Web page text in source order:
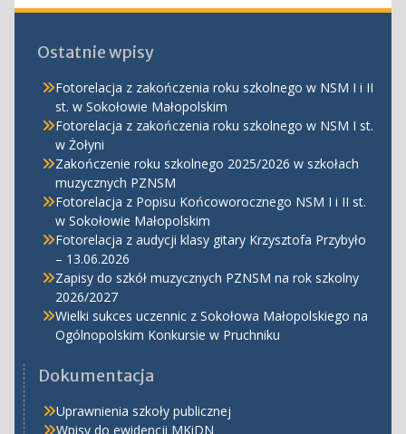
Ostatnie wpisy
Fotorelacja z zakończenia roku szkolnego w NSM I i II
st. w Sokołowie Małopolskim
Fotorelacja z zakończenia roku szkolnego w NSM I st.
w Żołyni
Zakończenie roku szkolnego 2025/2026 w szkołach
muzycznych PZNSM
Fotorelacja z Popisu Końcoworocznego NSM I i II st.
w Sokołowie Małopolskim
Fotorelacja z audycji klasy gitary Krzysztofa Przybyło
– 13.06.2026
Zapisy do szkół muzycznych PZNSM na rok szkolny
2026/2027
Wielki sukces uczennic z Sokołowa Małopolskiego na
Ogólnopolskim Konkursie w Pruchniku
Dokumentacja
Uprawnienia szkoły publicznej
Wpisy do ewidencji MKiDN